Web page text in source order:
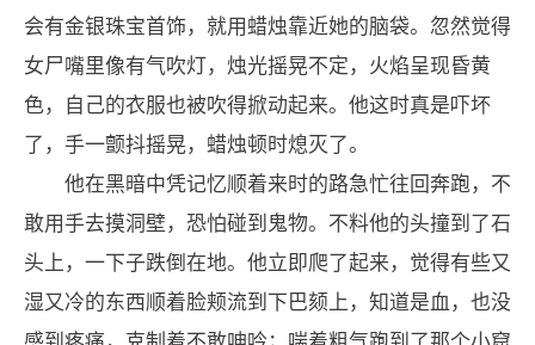
会有金银珠宝首饰，就用蜡烛靠近她的脑袋。忽然觉得
女尸嘴里像有气吹灯，烛光摇晃不定，火焰呈现昏黄
色，自己的衣服也被吹得掀动起来。他这时真是吓坏
了，手一颤抖摇晃，蜡烛顿时熄灭了。
他在黑暗中凭记忆顺着来时的路急忙往回奔跑，不
敢用手去摸洞壁，恐怕碰到鬼物。不料他的头撞到了石
头上，一下子跌倒在地。他立即爬了起来，觉得有些又
湿又冷的东西顺着脸颊流到下巴颏上，知道是血，也没